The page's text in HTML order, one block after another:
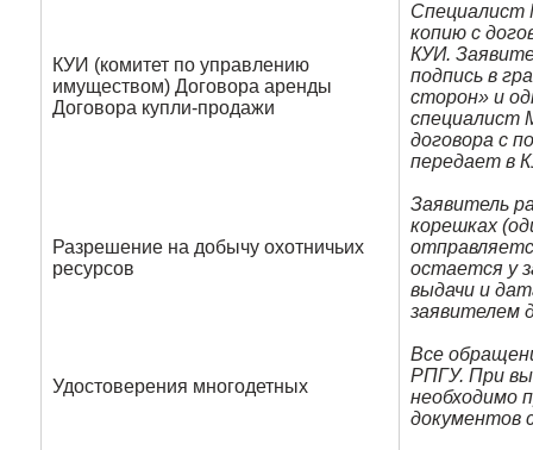
КУИ (комитет по управлению
имуществом) Договора аренды
Договора купли-продажи
копию с
КУИ.
подпись в
сторон» и
специалист
договора с
передает в
Разрешение на добычу охотничьих
ресурсов
Заявитель
корешках
остается у
выдачи и
заявителем
Удостоверения многодетных
Все
РПГУ. При
необходимо
документов